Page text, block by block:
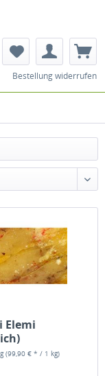
Bestellung widerrufen
Elemi
(99,90 € * / 1 kg)